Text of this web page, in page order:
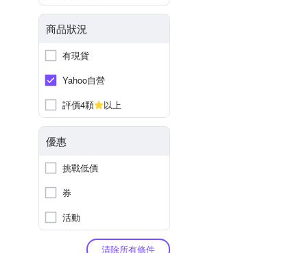
商品狀況
有現貨
Yahoo自營
評價4顆
以上
優惠
挑戰低價
券
活動
清除所有條件